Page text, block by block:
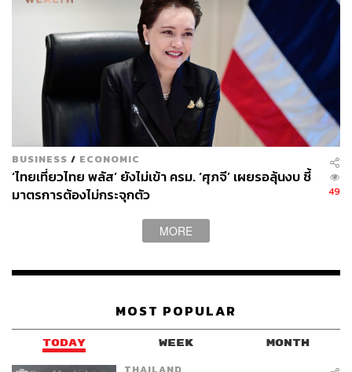
จากการหารือ มองว่าการออกกฎหมายใหม่เพื่อไปลบล้าง
กฎหมายอื่น ถูกจำกัดไว้ในรัฐธรรมนูญ มาตรา 77 ที่กำหนด
ให้มีกฎหมายแต่เพียงจำเป็นเท่านั้น โดยสารัตถะเห็นว่า มี
กฎหมายอื่นที่บังคับใช้แทนกันได้ เช่น พ.ร.บ. อุทยานแห่งชาติ
พ.ศ. 2562 มาตรา 64, พ.ร.บ. สงวนและคุ้มครองสัตว์ป่า พ.ศ.
2562 มาตรา 121, พ.ร.บ. ป่าสงวนแห่งชาติ พ.ศ. 2507
มาตรา 16, พ.ร.บ. คณะกรรมการนโยบายที่ดินแห่งชาติ พ.ศ.
2562 มาตรา 10 (7)
6. ไม่ยืนยัน: ร่างกฎหมาย อสม.
เป็นร่างที่เสนอโดย ครม. 1 ฉบับ และ ครม. ไม่ยืนยัน โดย
ชี้แจงว่า สารัตถะของกฎหมายนี้คือการเขียนเรื่องค่า
ตอบแทนของ อสม. ในกฎหมายอย่างชัดเจน ย้อนกลับไปค่า
BUSINESS / ECONOMIC
‘ไทยเที่ยวไทย พลัส’ ยังไม่เข้า ครม. ‘ศุภจี’ เผยรอลุ้นงบ ชี้
มาตรการต้องไม่กระจุกตัว
49
MORE
MOST POPULAR
TODAY WEEK MONTH